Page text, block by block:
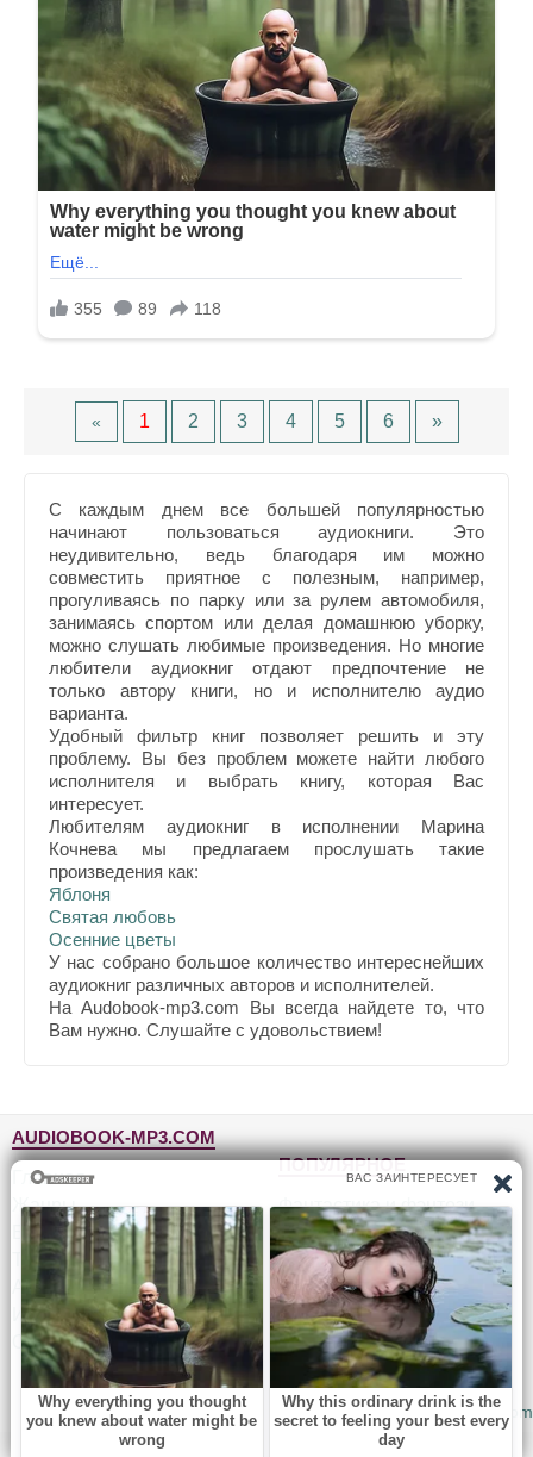
« 1 2 3 4 5 6 »
С каждым днем все большей популярностью
начинают пользоваться аудиокниги. Это
неудивительно, ведь благодаря им можно
совместить приятное с полезным, например,
прогуливаясь по парку или за рулем автомобиля,
занимаясь спортом или делая домашнюю уборку,
можно слушать любимые произведения. Но многие
любители аудиокниг отдают предпочтение не
только автору книги, но и исполнителю аудио
варианта.
Удобный фильтр книг позволяет решить и эту
проблему. Вы без проблем можете найти любого
исполнителя и выбрать книгу, которая Вас
интересует.
Любителям аудиокниг в исполнении Марина
Кочнева мы предлагаем прослушать такие
произведения как:
Яблоня
Святая любовь
Осенние цветы
У нас собрано большое количество интереснейших
аудиокниг различных авторов и исполнителей.
На Audobook-mp3.com Вы всегда найдете то, что
Вам нужно. Слушайте с удовольствием!
AUDIOBOOK-MP3.COM
Главная
Жанры
Блог
Топ-100
Авторы
Исполнители
Обратная связь
ПОПУЛЯРНОЕ
Фантастика и фэнтези
Детективы, триллеры
Для детей
Роман, проза
Приключения
Юмор, сатира
© 2010-2026Audiobook-mp3.com